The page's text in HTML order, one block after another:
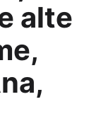
alte